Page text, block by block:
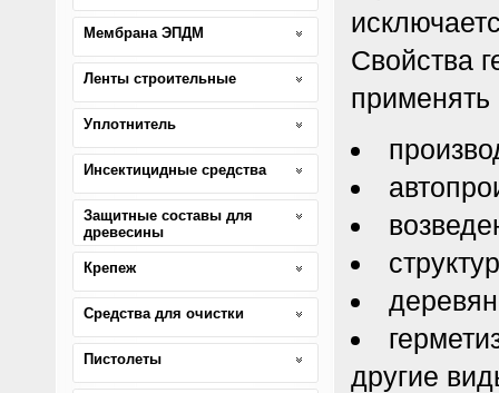
Свойства
применять
другие
Мембрана ЭПДМ
Ленты строительные
Уплотнитель
Инсектицидные средства
Защитные составы для
древесины
Крепеж
Средства для очистки
Пистолеты